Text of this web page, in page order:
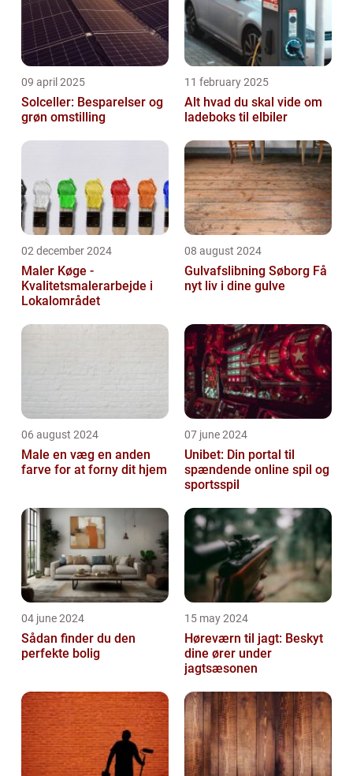
09 april 2025
Solceller: Besparelser og
grøn omstilling
11 february 2025
Alt hvad du skal vide om
ladeboks til elbiler
02 december 2024
Maler Køge -
Kvalitetsmalerarbejde i
Lokalområdet
08 august 2024
Gulvafslibning Søborg Få
nyt liv i dine gulve
06 august 2024
Male en væg en anden
farve for at forny dit hjem
07 june 2024
Unibet: Din portal til
spændende online spil og
sportsspil
04 june 2024
Sådan finder du den
perfekte bolig
15 may 2024
Høreværn til jagt: Beskyt
dine ører under
jagtsæsonen